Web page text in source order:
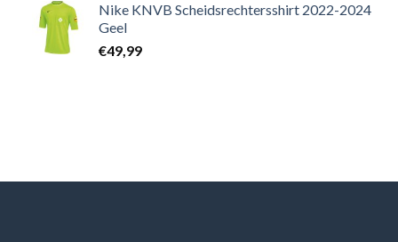
Nike KNVB Scheidsrechtersshirt 2022-2024
Geel
€49,99